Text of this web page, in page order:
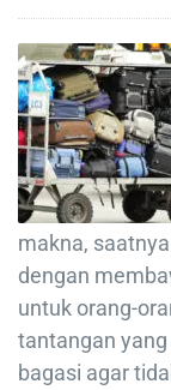
makna,
dengan
untuk orang-
tantangan
bagasi agar